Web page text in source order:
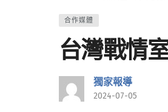
合作媒體
台灣戰情
獨家報導
2024-07-05